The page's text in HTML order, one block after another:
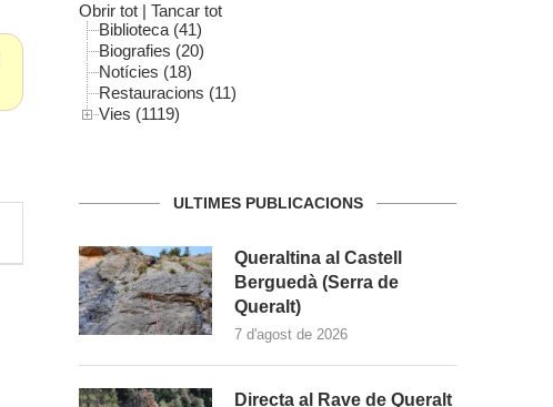
Obrir tot | Tancar tot
Biblioteca (41)
Biografies (20)
Notícies (18)
Restauracions (11)
Vies (1119)
ULTIMES PUBLICACIONS
Queraltina al Castell
Berguedà (Serra de
Queralt)
7 d'agost de 2026
Directa al Rave de Queralt